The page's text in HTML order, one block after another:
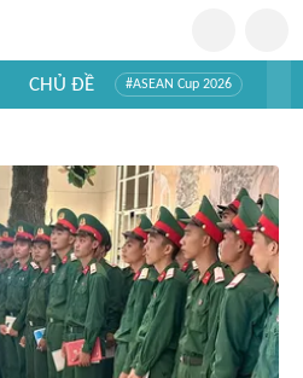
CHỦ ĐỀ #ASEAN Cup 2026